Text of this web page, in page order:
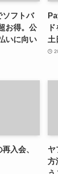
ソフトバ
お得。公
いに向い
土
入会、
ヤ
方